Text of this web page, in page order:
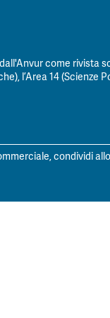
come rivista
l’Area 14 (Scienze
condividi